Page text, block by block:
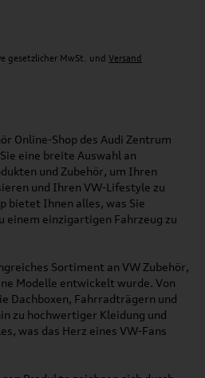
gesetzlicher MwSt. und Versand
Online-Shop des Audi Zentrum
eine breite Auswahl an
und Zubehör, um Ihren
und Ihren VW-Lifestyle zu
bietet Ihnen alles, was Sie
einem einzigartigen Fahrzeug zu
Sortiment an VW Zubehör,
Modelle entwickelt wurde. Von
Dachboxen, Fahrradträgern und
zu hochwertiger Kleidung und
was das Herz eines VW-Fans